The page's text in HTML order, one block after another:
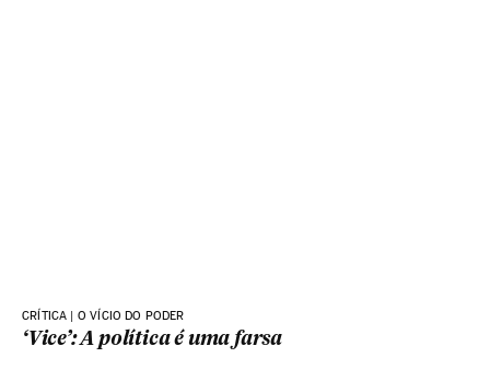
CRÍTICA | O VÍCIO DO PODER
‘Vice’: A política é uma farsa